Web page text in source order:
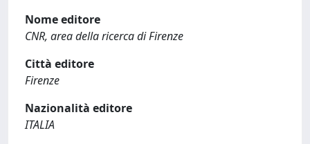
Nome editore
CNR, area della ricerca di Firenze
Città editore
Firenze
Nazionalità editore
ITALIA